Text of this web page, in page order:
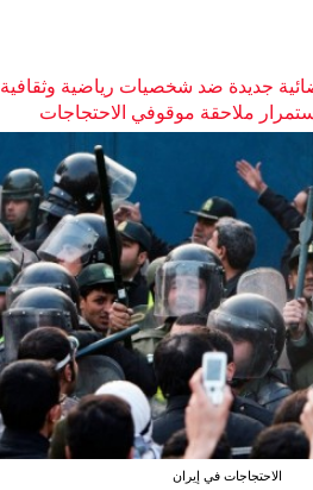
جديدة ضد شخصيات رياضية وثقافية
ملاحقة موقوفي الاحتجاجات
الاحتجاجات في إيران